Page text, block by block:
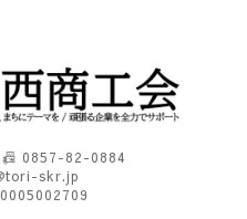
0857-82-0884
skr.jp